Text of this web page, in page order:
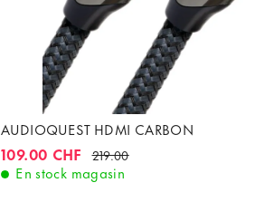
AUDIOQUEST HDMI CARBON
109.00 CHF 219.00
En stock magasin